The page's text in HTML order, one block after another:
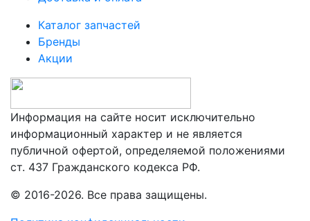
Информация на сайте носит исключительно
информационный характер и не является
публичной офертой, определяемой положениями
ст. 437 Гражданского кодекса РФ.
Каталог запчастей
Бренды
Акции
© 2016-2026. Все права защищены.